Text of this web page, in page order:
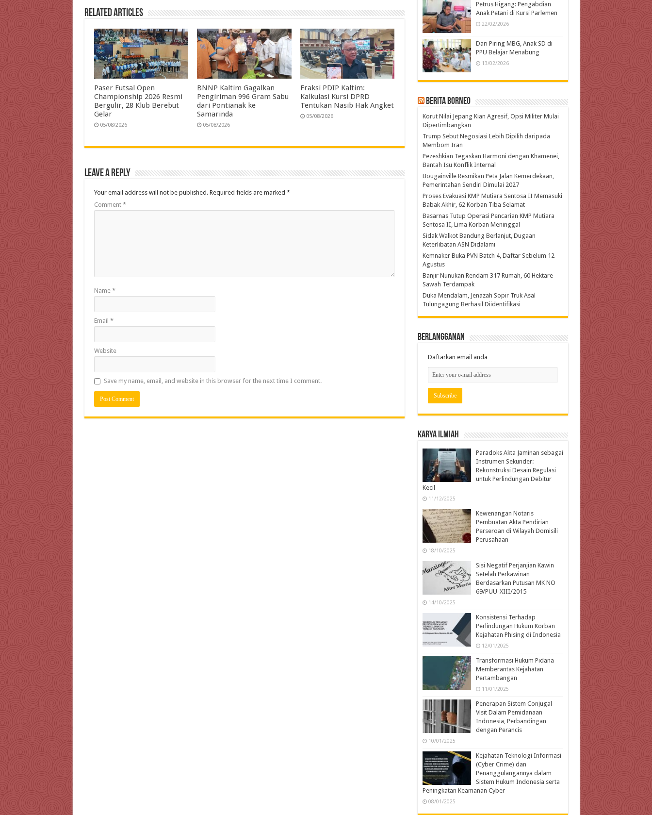
k
n
p
m
Related Articles
Paser Futsal Open
Championship 2026 Resmi
Bergulir, 28 Klub Berebut
Gelar
05/08/2026
BNNP Kaltim Gagalkan
Pengiriman 996 Gram Sabu
dari Pontianak ke
Samarinda
05/08/2026
Fraksi PDIP Kaltim:
Kalkulasi Kursi DPRD
Tentukan Nasib Hak Angket
05/08/2026
Leave a Reply
Your email address will not be published. Required fields are marked *
Comment *
Name *
Email *
Website
Save my name, email, and website in this browser for the next time I comment.
Petrus Higang: Pengabdian
Anak Petani di Kursi Parlemen
22/02/2026
Dari Piring MBG, Anak SD di
PPU Belajar Menabung
13/02/2026
Berita Borneo
Korut Nilai Jepang Kian Agresif, Opsi Militer Mulai
Dipertimbangkan
Trump Sebut Negosiasi Lebih Dipilih daripada
Membom Iran
Pezeshkian Tegaskan Harmoni dengan Khamenei,
Bantah Isu Konflik Internal
Bougainville Resmikan Peta Jalan Kemerdekaan,
Pemerintahan Sendiri Dimulai 2027
Proses Evakuasi KMP Mutiara Sentosa II Memasuki
Babak Akhir, 62 Korban Tiba Selamat
Basarnas Tutup Operasi Pencarian KMP Mutiara
Sentosa II, Lima Korban Meninggal
Sidak Walkot Bandung Berlanjut, Dugaan
Keterlibatan ASN Didalami
Kemnaker Buka PVN Batch 4, Daftar Sebelum 12
Agustus
Banjir Nunukan Rendam 317 Rumah, 60 Hektare
Sawah Terdampak
Duka Mendalam, Jenazah Sopir Truk Asal
Tulungagung Berhasil Diidentifikasi
Berlangganan
Daftarkan email anda
Karya Ilmiah
Paradoks Akta Jaminan sebagai
Instrumen Sekunder:
Rekonstruksi Desain Regulasi
untuk Perlindungan Debitur
Kecil
11/12/2025
Kewenangan Notaris
Pembuatan Akta Pendirian
Perseroan di Wilayah Domisili
Perusahaan
18/10/2025
Sisi Negatif Perjanjian Kawin
Setelah Perkawinan
Berdasarkan Putusan MK NO
69/PUU-XIII/2015
14/10/2025
Konsistensi Terhadap
Perlindungan Hukum Korban
Kejahatan Phising di Indonesia
12/01/2025
Transformasi Hukum Pidana
Memberantas Kejahatan
Pertambangan
11/01/2025
Penerapan Sistem Conjugal
Visit Dalam Pemidanaan
Indonesia, Perbandingan
dengan Perancis
10/01/2025
Kejahatan Teknologi Informasi
(Cyber Crime) dan
Penanggulangannya dalam
Sistem Hukum Indonesia serta
Peningkatan Keamanan Cyber
08/01/2025